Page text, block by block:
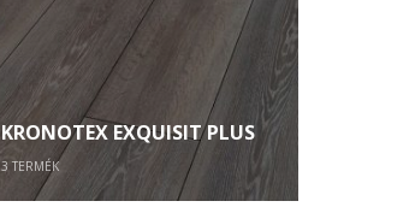
KRONOTEX EXQUISIT PLUS
3 TERMÉK